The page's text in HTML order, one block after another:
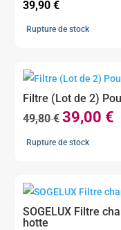
39,90€
Rupture de stock
Filtre (Lot de 2)
49,80€Le
prix
49,80 €.
39,00 €
Rupture de stock
SOGELUX Filtre
hotte